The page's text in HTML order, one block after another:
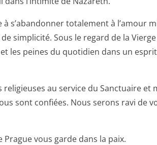
s’abandonner totalement à l’amour
simplicité. Sous le regard de la
les peines du quotidien dans un
religieuses au service du Sanctuaire
sont confiées. Nous serons ravi de
Prague vous garde dans la paix.